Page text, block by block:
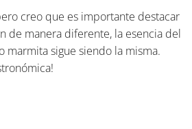
creo que es importante destacar
de manera diferente, la esencia del
marmita sigue siendo la misma.